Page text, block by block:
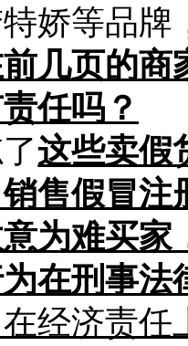
娇等品牌
几页的
任吗？
这些卖假
售假冒
为难买家
在刑事法
在经济责任